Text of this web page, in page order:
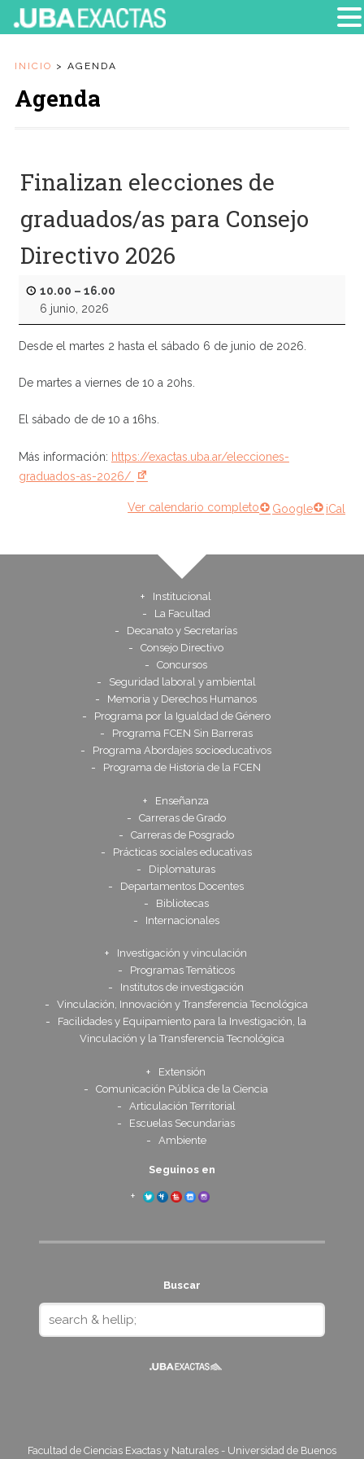
INICIO > AGENDA
Agenda
Finalizan elecciones de
graduados/as para Consejo
Directivo 2026
10.00 – 16.00
6 junio, 2026
Desde el martes 2 hasta el sábado 6 de junio de 2026.
De martes a viernes de 10 a 20hs.
El sábado de de 10 a 16hs.
Más información: https://exactas.uba.ar/elecciones-
graduados-as-2026/
iCal
Google
Ver calendario completo
Institucional
La Facultad
Decanato y Secretarías
Consejo Directivo
Concursos
Seguridad laboral y ambiental
Memoria y Derechos Humanos
Programa por la Igualdad de Género
Programa FCEN Sin Barreras
Programa Abordajes socioeducativos
Programa de Historia de la FCEN
Enseñanza
Carreras de Grado
Carreras de Posgrado
Prácticas sociales educativas
Diplomaturas
Departamentos Docentes
Bibliotecas
Internacionales
Investigación y vinculación
Programas Temáticos
Institutos de investigación
Vinculación, Innovación y Transferencia Tecnológica
Facilidades y Equipamiento para la Investigación, la
Vinculación y la Transferencia Tecnológica
Extensión
Comunicación Pública de la Ciencia
Articulación Territorial
Escuelas Secundarias
Ambiente
Seguinos en
Buscar
Facultad de Ciencias Exactas y Naturales - Universidad de Buenos